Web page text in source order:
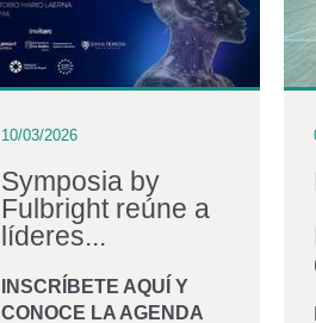
10/03/2026
Symposia by
Fulbright reúne a
líderes...
INSCRÍBETE AQUÍ Y
CONOCE LA AGENDA